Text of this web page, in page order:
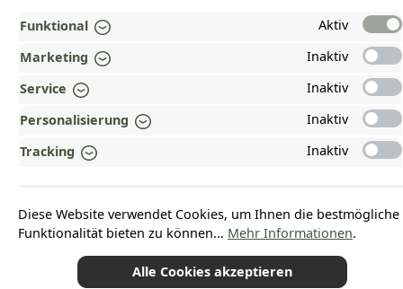
Vertrag widerrufen
GESETZLICHE INFORMATIONEN
ZAHLUNGS- UND VERSANDARTEN
AUSGEZEICHNET UND ZERTIFIZIERT!
WARUM HEAD-SHOP.DE?
UNSERE COMMUNITIES
Funktional
Aktiv
Marketing
Inaktiv
Service
Inaktiv
Personalisierung
Inaktiv
Tracking
Inaktiv
Diese Website verwendet Cookies, um Ihnen die bestmögliche
Funktionalität bieten zu können... Mehr Informationen.
Alle Cookies akzeptieren